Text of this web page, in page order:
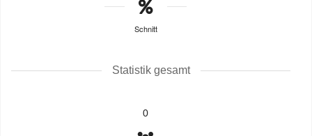
Schnitt
Statistik gesamt
0